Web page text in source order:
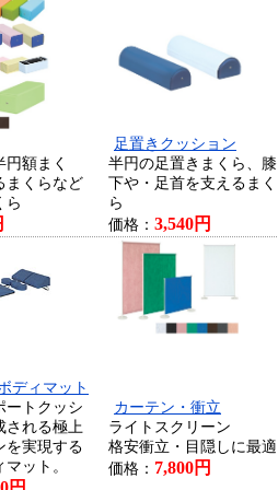
額まく
まくらなど
ら
足置きクッション
半円の足置きまくら、膝
下や・足首を支えるまく
ら
価格： 3,540円
ディマット
ートクッシ
される極上
を実現する
ット。
カーテン・衝立
ライトスクリーン
格安衝立・目隠しに最適
価格： 7,800円